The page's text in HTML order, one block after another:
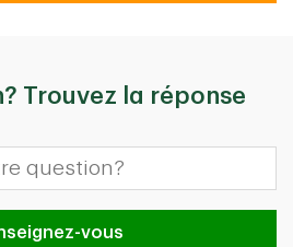
Trouvez la réponse
vous